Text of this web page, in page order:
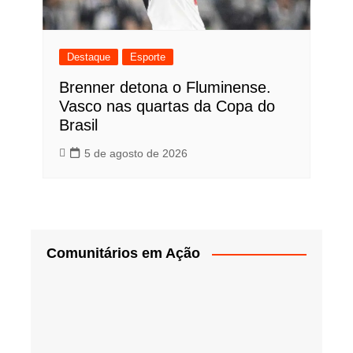
Destaque Esporte
Brenner detona o Fluminense.
Vasco nas quartas da Copa do
Brasil
5 de agosto de 2026
Comunitários em Ação